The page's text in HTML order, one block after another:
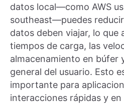
datos local—como AWS
southeast—puedes
datos deben viajar, lo que
tiempos de carga, las
almacenamiento en búfer
general del usuario. Esto
importante para
interacciones rápidas y